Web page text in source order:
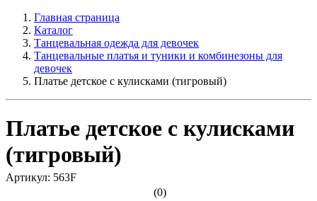
Главная страница
Каталог
Танцевальная одежда для девочек
Танцевальные платья и туники и комбинезоны для
девочек
Платье детское с кулисками (тигровый)
Платье детское с кулисками
(тигровый)
Артикул: 563F
(0)